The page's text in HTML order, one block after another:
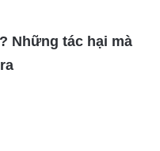
Những tác hại mà